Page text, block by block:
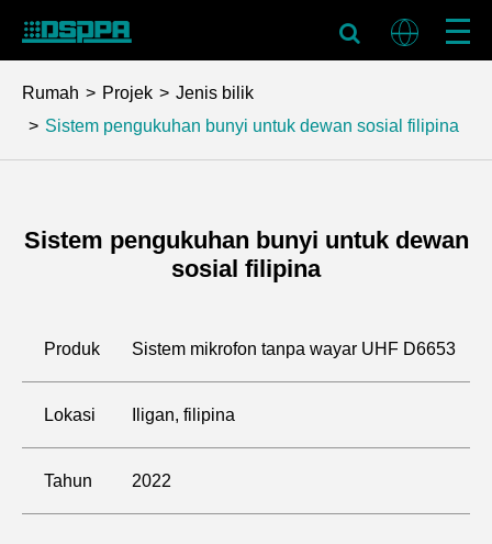
Rumah Projek
Jenis bilik
Sistem pengukuhan bunyi untuk dewan sosial filipina
Sistem pengukuhan bunyi untuk dewan
sosial filipina
Produk Sistem mikrofon tanpa wayar UHF D6653
Lokasi Iligan, filipina
Tahun 2022